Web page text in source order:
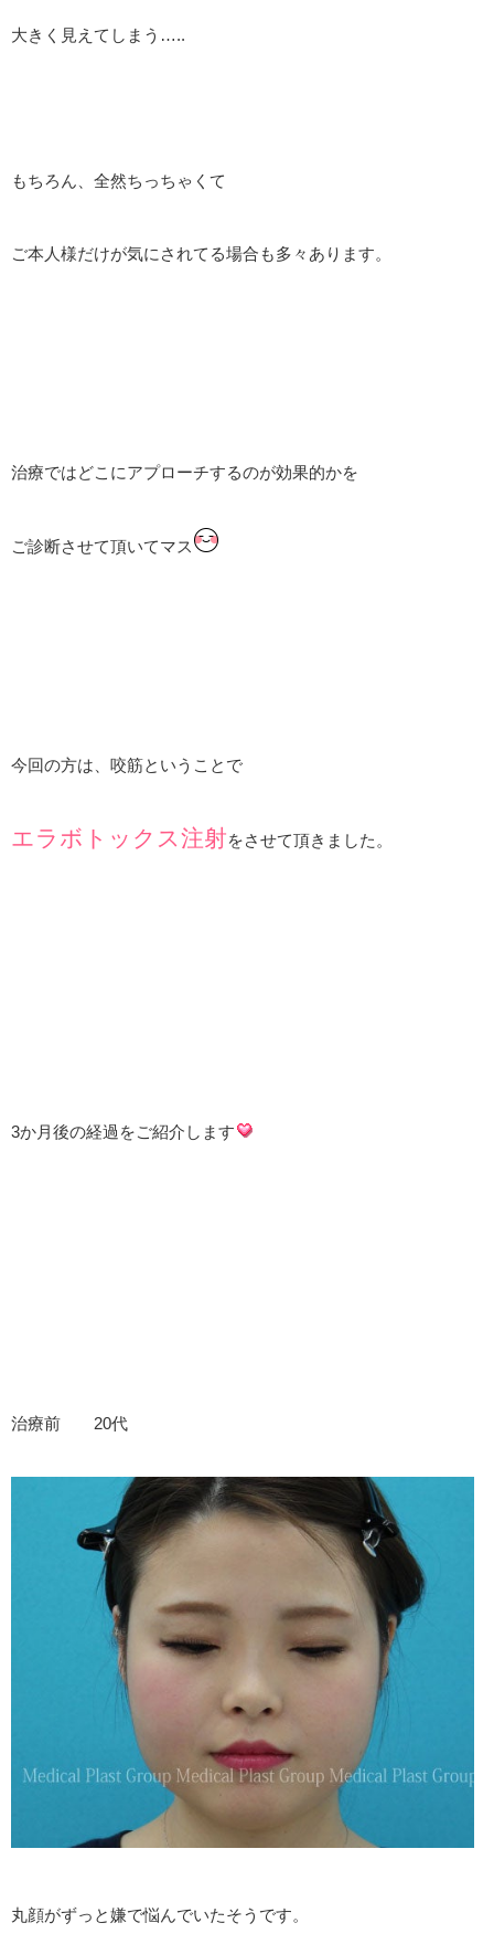
大きく見えてしまう…..
もちろん、全然ちっちゃくて
ご本人様だけが気にされてる場合も多々あります。
治療ではどこにアプローチするのが効果的かを
ご診断させて頂いてマス
今回の方は、咬筋ということで
エラボトックス注射をさせて頂きました。
3か月後の経過をご紹介します
治療前 20代
丸顔がずっと嫌で悩んでいたそうです。